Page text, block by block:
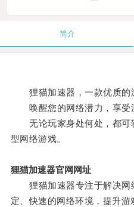
简介
狸猫加速器，一款优质的
唤醒您的网络潜力，享受
无论玩家身处何处，都可
型网络游戏。
狸猫加速器官网网址
狸猫加速器专注于解决网
定、快速的网络环境，提升游